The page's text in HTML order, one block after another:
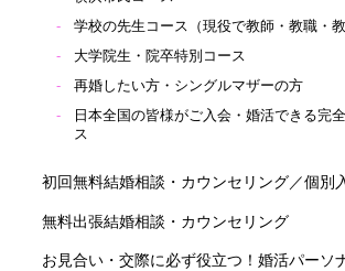
学校の先生コース（現役で教師・教職・教
大学院生・院卒特別コース
再婚したい方・シングルマザーの方
日本全国の皆様がご入会・婚活できる完
ス
初回無料結婚相談・カウンセリング／個別
無料出張結婚相談・カウンセリング
お見合い・交際に必ず役立つ！婚活パーソ